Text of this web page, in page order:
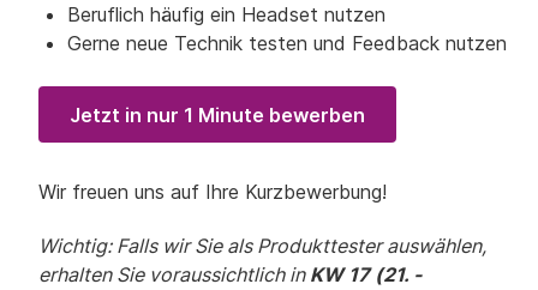
Beruflich häufig ein Headset nutzen
Gerne neue Technik testen und Feedback nutzen
Jetzt in nur 1 Minute bewerben
Wir freuen uns auf Ihre Kurzbewerbung!
Wichtig: Falls wir Sie als Produkttester auswählen,
erhalten Sie voraussichtlich in KW 17 (21. -